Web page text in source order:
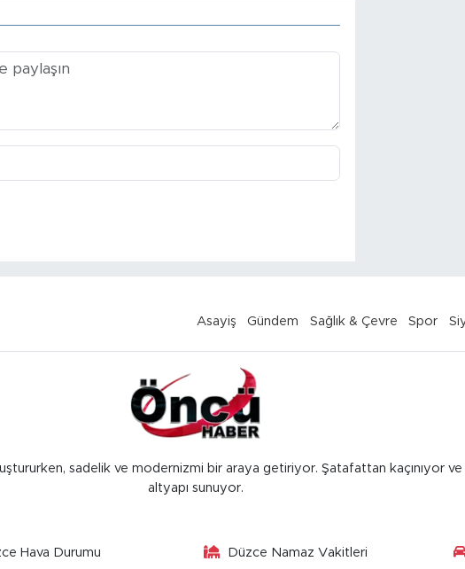
Asayiş Gündem Sağlık & Çevre Spor
sadelik ve modernizmi bir araya getiriyor. Şatafattan kaçınıyor
altyapı sunuyor.
Hava Durumu Düzce Namaz Vakitleri